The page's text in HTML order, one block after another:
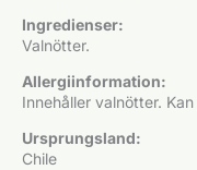
Ingredienser:
Valnötter.
Allergiinformation:
Innehåller valnötter.
Ursprungsland:
Chile